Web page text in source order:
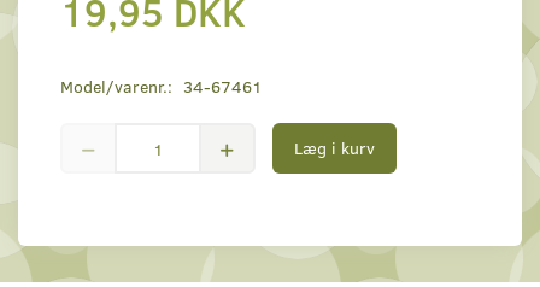
19,95 DKK
Model/varenr.: 34-67461
Læg i kurv